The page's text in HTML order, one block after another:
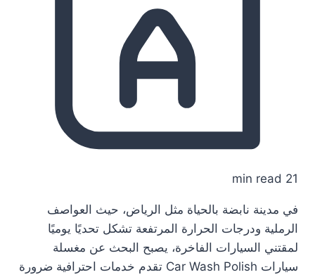
21 min read
في مدينة نابضة بالحياة مثل الرياض، حيث العواصف
الرملية ودرجات الحرارة المرتفعة تشكل تحديًا يوميًا
لمقتني السيارات الفاخرة، يصبح البحث عن مغسلة
سيارات Car Wash Polish تقدم خدمات احترافية ضرورة